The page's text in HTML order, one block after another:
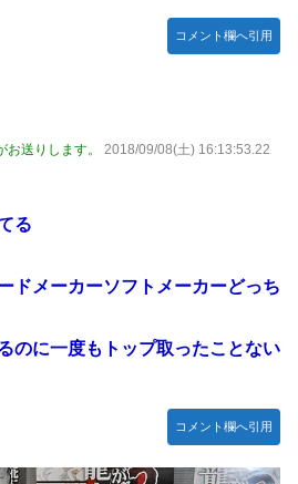
コメント欄へ引用
送りします。
2018/09/08(土) 16:13:53.22
る
ドメーカーソフトメーカーどっち
のに一度もトップ取ったことない
コメント欄へ引用